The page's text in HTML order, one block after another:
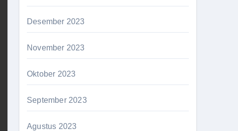
Desember 2023
November 2023
Oktober 2023
September 2023
Agustus 2023